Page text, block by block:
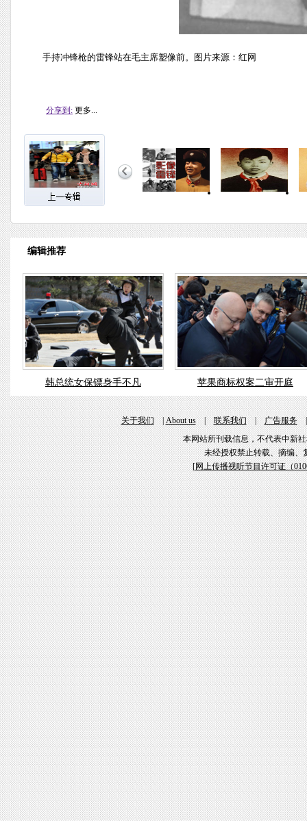
手持冲锋枪的雷锋站在毛主席塑像前。图片来源：红网
分享到: 更多...
编辑推荐
韩总统女保镖身手不凡 苹果商标权案二审开庭
关于我们|About us|联系我们|广告服务
本网站所刊载信息，不代表中新
未经授权禁止转载、摘编、
[网上传播视听节目许可证（